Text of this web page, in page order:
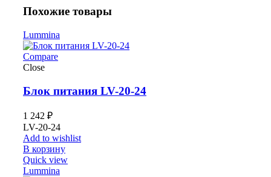
Похожие товары
Lummina
Compare
Close
Блок питания LV-20-24
1 242 ₽
LV-20-24
Add to wishlist
В корзину
Quick view
Lummina